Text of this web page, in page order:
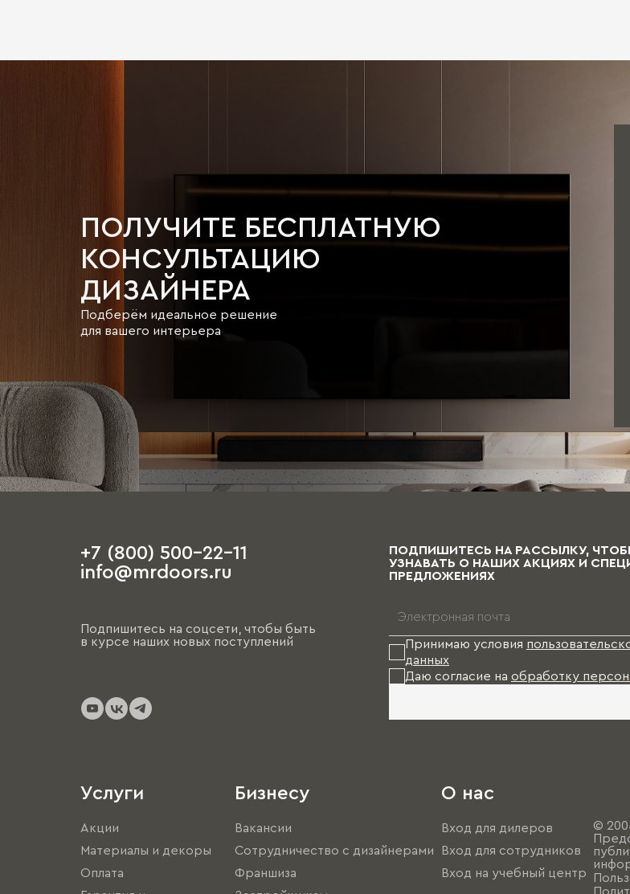
ПОЛУЧИТЕ БЕСПЛАТНУЮ
КОНСУЛЬТАЦИЮ
ДИЗАЙНЕРА
Подберём идеальное решение
для вашего интерьера
+7 (800) 500-22-11
info@mrdoors.ru
Подпишитесь на соцсети, чтобы быть
в курсе наших новых поступлений
ПОДПИШИТЕСЬ НА РАССЫЛКУ,
УЗНАВАТЬ О НАШИХ АКЦИЯХ И
ПРЕДЛОЖЕНИЯХ
Принимаю условия
данных
Даю согласие на обработку
Услуги
Акции
Материалы и декоры
Оплата
Бизнесу
Вакансии
Сотрудничество с дизайнерами
Франшиза
О нас
Вход для дилеров
Вход для сотрудников
Вход на учебный центр
©